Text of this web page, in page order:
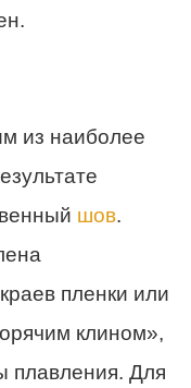
из наиболее
шов.
пленки или
клином»,
плавления. Для